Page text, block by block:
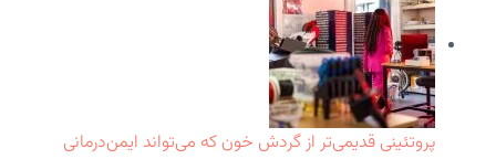
پروتئینی قدیمی‌تر از گردش خون که می‌تواند ایمن‌درمانی